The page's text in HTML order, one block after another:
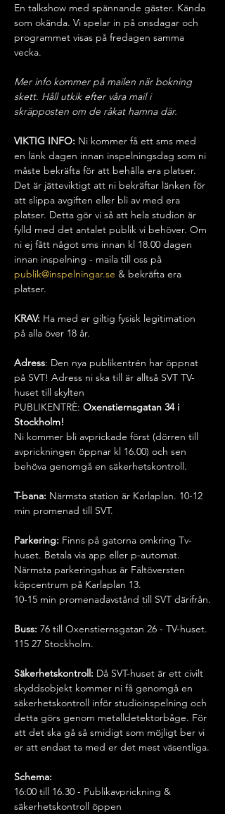
En talkshow med spännande gäster. Kända
som okända. Vi spelar in på onsdagar och
programmet visas på fredagen samma
vecka.
Mer info kommer på mailen när bokning
skett. Håll utkik efter våra mail i
skräpposten om de råkat hamna där.
VIKTIG INFO: Ni kommer få ett sms med
en länk dagen innan inspelningsdag som ni
måste bekräfta för att behålla era platser.
Det är jätteviktigt att ni bekräftar länken för
att slippa avgiften eller bli av med era
platser. Detta gör vi så att hela studion är
fylld med det antalet publik vi behöver. Om
ni ej fått något sms innan kl 18.00 dagen
innan inspelning - maila till oss på
publik@inspelningar.se & bekräfta era
platser.
KRAV: Ha med er giltig fysisk legitimation
på alla över 18 år.
Adress: Den nya publikentrén har öppnat
på SVT! Adress ni ska till är alltså SVT TV-
huset till skylten
PUBLIKENTRÈ: Oxenstiernsgatan 34 i
Stockholm!
Ni kommer bli avprickade först (dörren till
avprickningen öppnar kl 16.00) och sen
behöva genomgå en säkerhetskontroll.
T-bana: Närmsta station är Karlaplan. 10-12
min promenad till SVT.
Parkering: Finns på gatorna omkring Tv-
huset. Betala via app eller p-automat.
Närmsta parkeringshus är Fältöversten
köpcentrum på Karlaplan 13.
10-15 min promenadavstånd till SVT därifrån.
Buss: 76 till Oxenstiernsgatan 26 - TV-huset.
115 27 Stockholm.
Säkerhetskontroll: Då SVT-huset är ett civilt
skyddsobjekt kommer ni få genomgå en
säkerhetskontroll inför studioinspelning och
detta görs genom metalldetektorbåge. För
att det ska gå så smidigt som möjligt ber vi
er att endast ta med er det mest väsentliga.
Schema:
16:00 till 16.30 - Publikavprickning &
säkerhetskontroll öppen